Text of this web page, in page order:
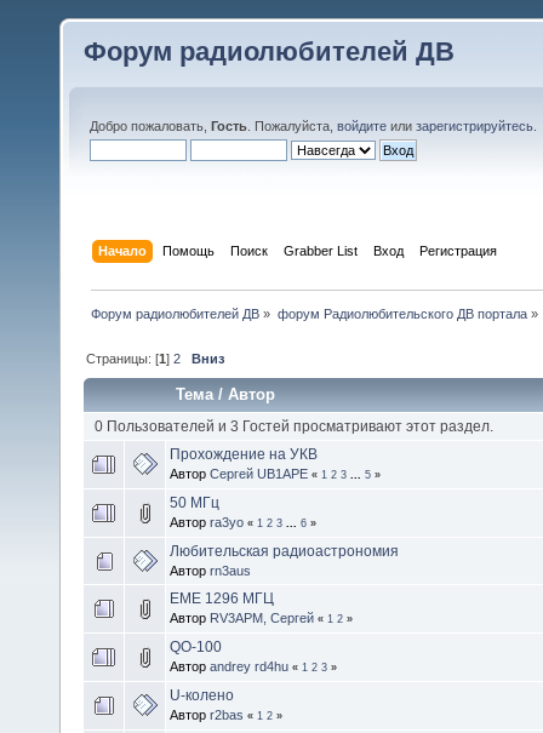
Форум радиолюбителей ДВ
Добро пожаловать, Гость . Пожалуйста, войдите или зарегистрируйтесь
Начало Помощь Поиск Grabber List Вход Регистрация
Форум радиолюбителей ДВ » форум Радиолюбительского ДВ портала»
Страницы: [1]2 Вниз
Тема/Автор
0 Пользователей и 3 Гостей просматривают этот раздел.
Прохождение на УКВ
Автор Сергей UB1APE « 1 2 3 5 »
50 МГц
Автор ra3yo « 1 2 3 6 »
Любительская радиоастрономия
Автор rn3aus
ЕМЕ 1296 МГЦ
Автор RV3APM, Сергей « 1 2 »
QO-100
Автор andrey rd4hu « 1 2 3 »
U-колено
Автор r2bas « 1 2 »